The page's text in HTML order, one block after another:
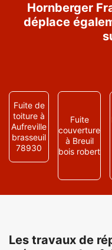
Hornberger
déplace
Fuite de
toiture à
Aufreville
brasseuil
78930
Fuite
couverture
à Breuil
bois robert
Les travaux de